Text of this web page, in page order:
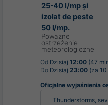
25-40 l/mp și
izolat de peste
50 l/mp.
Poważne
ostrzeżenie
meteorologiczne
Od Dzisiaj 12:00 (47
Do Dzisiaj 23:00 (za
Oficjalne wyjaśnienia
Thunderstorms,